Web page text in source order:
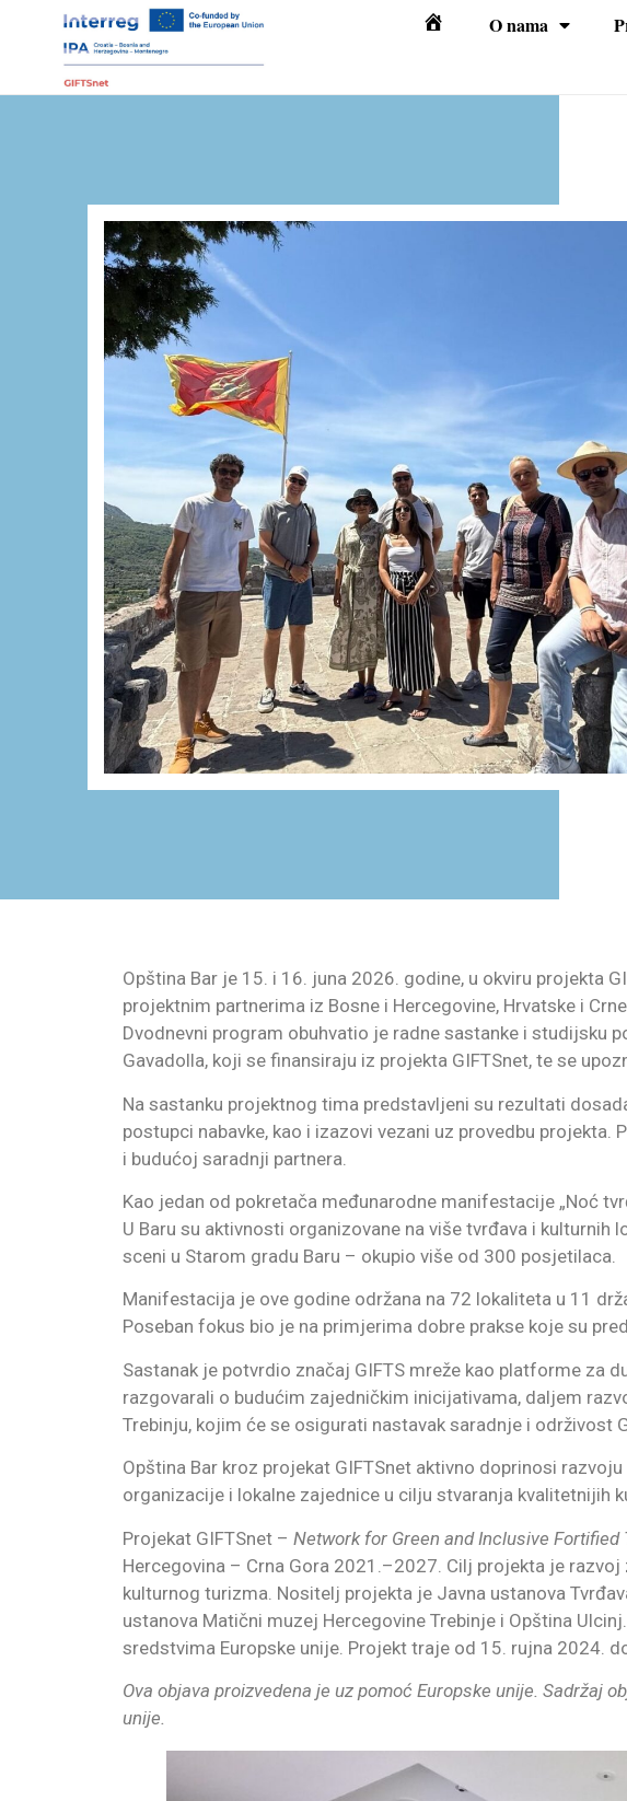
Početna O nama
Opština Bar je 15. i 16. juna 2026. godine, u okviru projekta
projektnim partnerima iz Bosne i Hercegovine, Hrvatske i
Dvodnevni program obuhvatio je radne sastanke i studijsku
Gavadolla, koji se finansiraju iz projekta GIFTSnet, te se
Na sastanku projektnog tima predstavljeni su rezultati
postupci nabavke, kao i izazovi vezani uz provedbu
i budućoj saradnji partnera.
Kao jedan od pokretača međunarodne manifestacije „Noć
U Baru su aktivnosti organizovane na više tvrđava i
sceni u Starom gradu Baru – okupio više od 300 posjetilaca.
Manifestacija je ove godine održana na 72 lokaliteta u 11
Poseban fokus bio je na primjerima dobre prakse koje su
Sastanak je potvrdio značaj GIFTS mreže kao platforme za
razgovarali o budućim zajedničkim inicijativama, daljem
Trebinju, kojim će se osigurati nastavak saradnje i održivost
Opština Bar kroz projekat GIFTSnet aktivno doprinosi
organizacije i lokalne zajednice u cilju stvaranja kvalitetnijih
Projekat GIFTSnet – Network for Green and Inclusive Fortified
Hercegovina – Crna Gora 2021.–2027. Cilj projekta je
kulturnog turizma. Nositelj projekta je Javna ustanova
ustanova Matični muzej Hercegovine Trebinje i Opština
sredstvima Europske unije. Projekt traje od 15. rujna 2024.
Ova objava proizvedena je uz pomoć Europske unije. Sadržaj
unije.